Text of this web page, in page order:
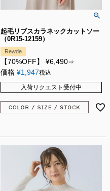
起毛リブスカラネックカットソー
（0R15-12159）
Rewde
【70%OFF】 ¥6,490⇒
価格 ¥1,947税込
入荷リクエスト受付中